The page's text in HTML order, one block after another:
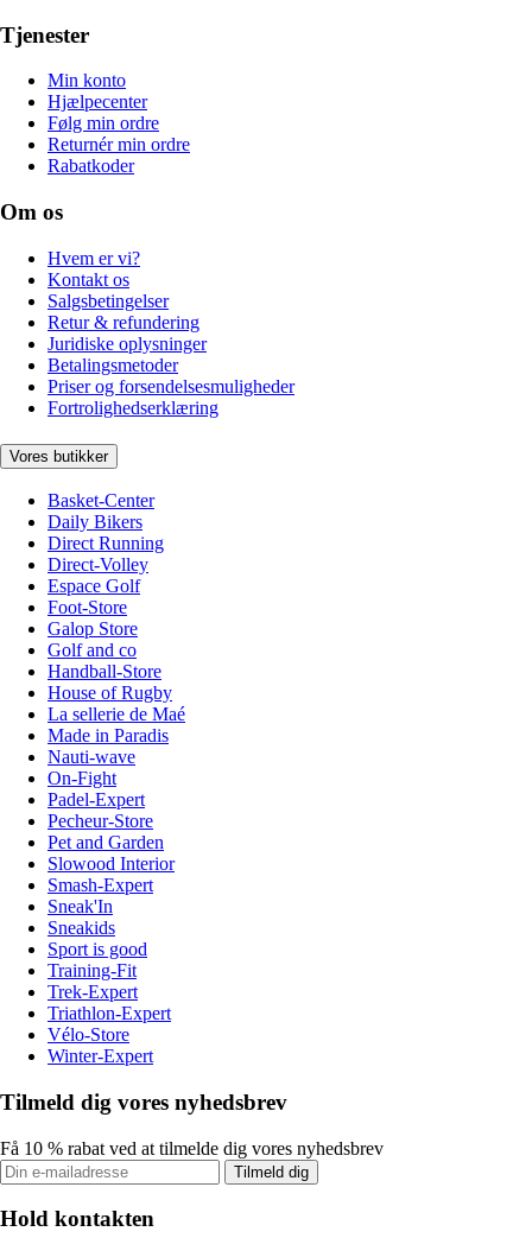
Tjenester
Min konto
Hjælpecenter
Følg min ordre
Returnér min ordre
Rabatkoder
Om os
Hvem er vi?
Kontakt os
Salgsbetingelser
Retur & refundering
Juridiske oplysninger
Betalingsmetoder
Priser og forsendelsesmuligheder
Fortrolighedserklæring
Vores butikker
Basket-Center
Daily Bikers
Direct Running
Direct-Volley
Espace Golf
Foot-Store
Galop Store
Golf and co
Handball-Store
House of Rugby
La sellerie de Maé
Made in Paradis
Nauti-wave
On-Fight
Padel-Expert
Pecheur-Store
Pet and Garden
Slowood Interior
Smash-Expert
Sneak'In
Sneakids
Sport is good
Training-Fit
Trek-Expert
Triathlon-Expert
Vélo-Store
Winter-Expert
Tilmeld dig vores nyhedsbrev
Få 10 % rabat ved at tilmelde dig vores nyhedsbrev
Tilmeld dig
Hold kontakten